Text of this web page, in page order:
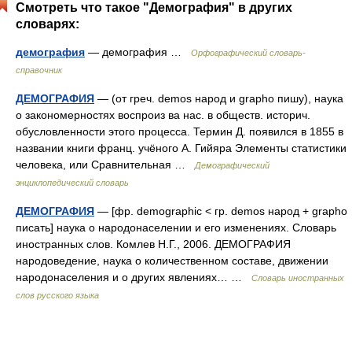
Смотреть что такое "Демография" в других
словарях:
демография — демография …
Орфографический словарь-
справочник
ДЕМОГРАФИЯ — (от греч. demos народ и grapho пишу), наука
о закономерностях воспроиз ва нас. в обществ. историч.
обусловленности этого процесса. Термин Д. появился в 1855 в
названии книги франц. учёного А. Гийяра Элементы статистики
человека, или Сравнительная …
Демографический
энциклопедический словарь
ДЕМОГРАФИЯ — [фр. demographic < гр. demos народ + grapho
писать] наука о народонаселении и его изменениях. Словарь
иностранных слов. Комлев Н.Г., 2006. ДЕМОГРАФИЯ
народоведение, наука о количественном составе, движении
народонаселения и о других явлениях… …
Словарь иностранных
слов русского языка